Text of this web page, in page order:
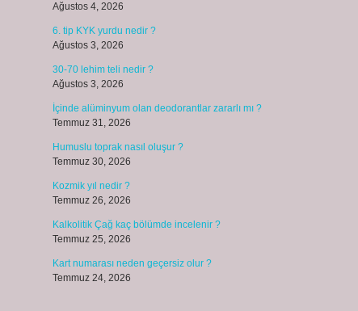
Ağustos 4, 2026
6. tip KYK yurdu nedir ?
Ağustos 3, 2026
30-70 lehim teli nedir ?
Ağustos 3, 2026
İçinde alüminyum olan deodorantlar zararlı mı ?
Temmuz 31, 2026
Humuslu toprak nasıl oluşur ?
Temmuz 30, 2026
Kozmik yıl nedir ?
Temmuz 26, 2026
Kalkolitik Çağ kaç bölümde incelenir ?
Temmuz 25, 2026
Kart numarası neden geçersiz olur ?
Temmuz 24, 2026